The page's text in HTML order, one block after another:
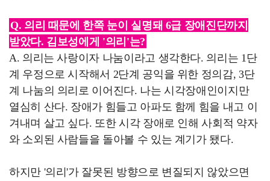
Q. 의리 때문에 한쪽 눈이 실명돼 6급 장애진단까지
받았다. 김보성에게 '의리'는?
A. 의리는 사랑이자 나눔이라고 생각한다. 의리는 1단
계 우정으로 시작해서 2단계 공익을 위한 정의감, 3단
계 나눔의 의리로 이어진다. 나는 시각장애인이지만
열심히 산다. 장애가 힘들고 아파도 함께 힘을 내고 이
겨내며 살고 싶다. 또한 시각 장애로 인해 사회적 약자
와 소외된 사람들을 돌아볼 수 있는 계기가 됐다.
하지만 '의리'가 잘못된 방향으로 변질되지 않았으면